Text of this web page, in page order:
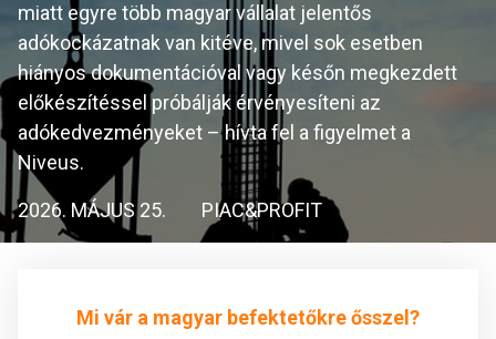
miatt egyre több magyar vállalat jelentős
adókockázatnak van kitéve, mivel sok esetben
hiányos dokumentációval vagy későn megkezdett
előkészítéssel próbálják érvényesíteni az
adókedvezményeket – hívta fel a figyelmet a
Niveus.
2026. MÁJUS 25. PIAC&PROFIT
Mi vár a magyar befektetőkre ősszel?